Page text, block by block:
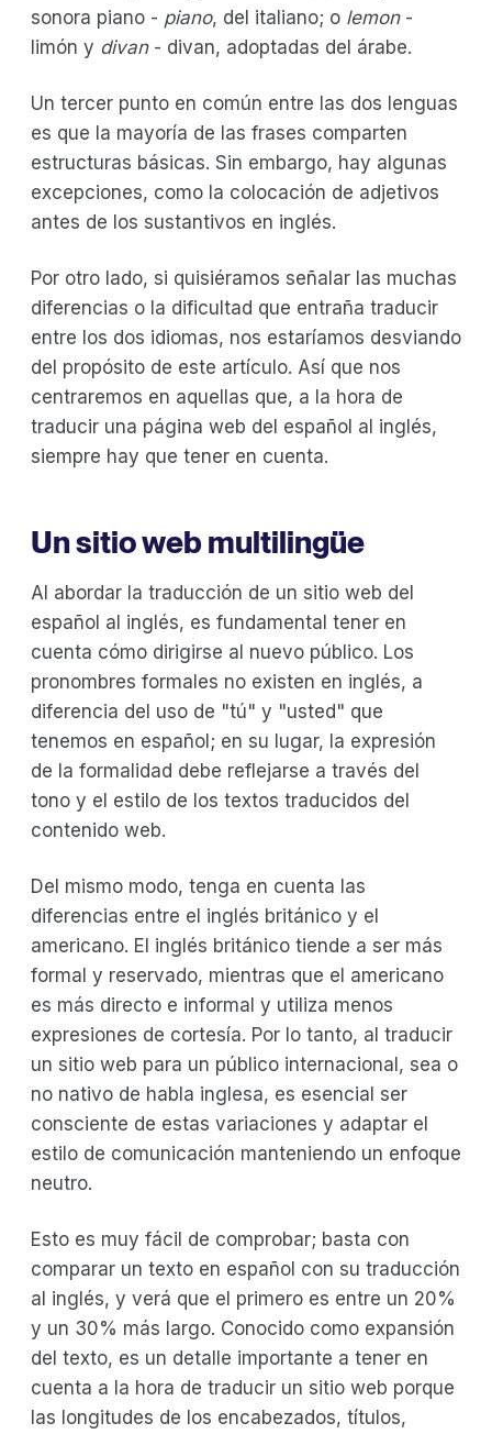
sonora piano - piano, del italiano; o lemon-
limón y divan- divan, adoptadas del árabe.
Un tercer punto en común entre las dos lenguas
es que la mayoría de las frases comparten
estructuras básicas. Sin embargo, hay algunas
excepciones, como la colocación de adjetivos
antes de los sustantivos en inglés.
Por otro lado, si quisiéramos señalar las muchas
diferencias o la dificultad que entraña traducir
entre los dos idiomas, nos estaríamos desviando
del propósito de este artículo. Así que nos
centraremos en aquellas que, a la hora de
traducir una página web del español al inglés,
siempre hay que tener en cuenta.
Un sitio web multilingüe
Al abordar la traducción de un sitio web del
español al inglés, es fundamental tener en
cuenta cómo dirigirse al nuevo público. Los
pronombres formales no existen en inglés, a
diferencia del uso de "tú" y "usted" que
tenemos en español; en su lugar, la expresión
de la formalidad debe reflejarse a través del
tono y el estilo de los textos traducidos del
contenido web.
Del mismo modo, tenga en cuenta las
diferencias entre el inglés británico y el
americano. El inglés británico tiende a ser más
formal y reservado, mientras que el americano
es más directo e informal y utiliza menos
expresiones de cortesía. Por lo tanto, al traducir
un sitio web para un público internacional, sea o
no nativo de habla inglesa, es esencial ser
consciente de estas variaciones y adaptar el
estilo de comunicación manteniendo un enfoque
neutro.
Esto es muy fácil de comprobar; basta con
comparar un texto en español con su traducción
al inglés, y verá que el primero es entre un 20%
y un 30% más largo. Conocido como expansión
del texto, es un detalle importante a tener en
cuenta a la hora de traducir un sitio web porque
las longitudes de los encabezados, títulos,